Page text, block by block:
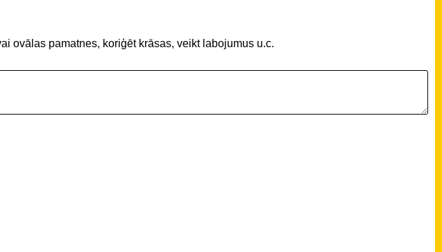
ovālas pamatnes, koriģēt krāsas, veikt labojumus u.c.